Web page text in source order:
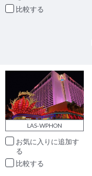
比較
LAS-WPHON
お気に入りに追加
比較